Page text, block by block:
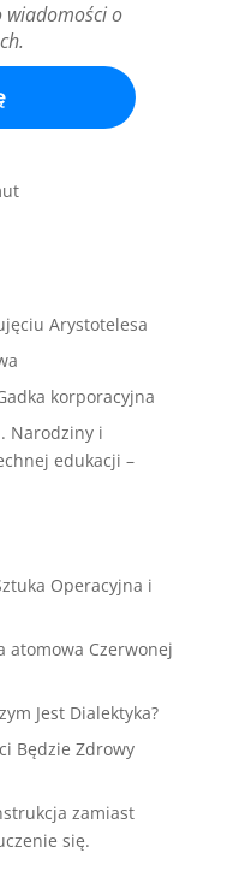
wiadomości o
Arystotelesa
korporacyjna
Narodziny i
edukacji –
Operacyjna i
atomowa Czerwonej
Jest Dialektyka?
Będzie Zdrowy
zamiast
się.